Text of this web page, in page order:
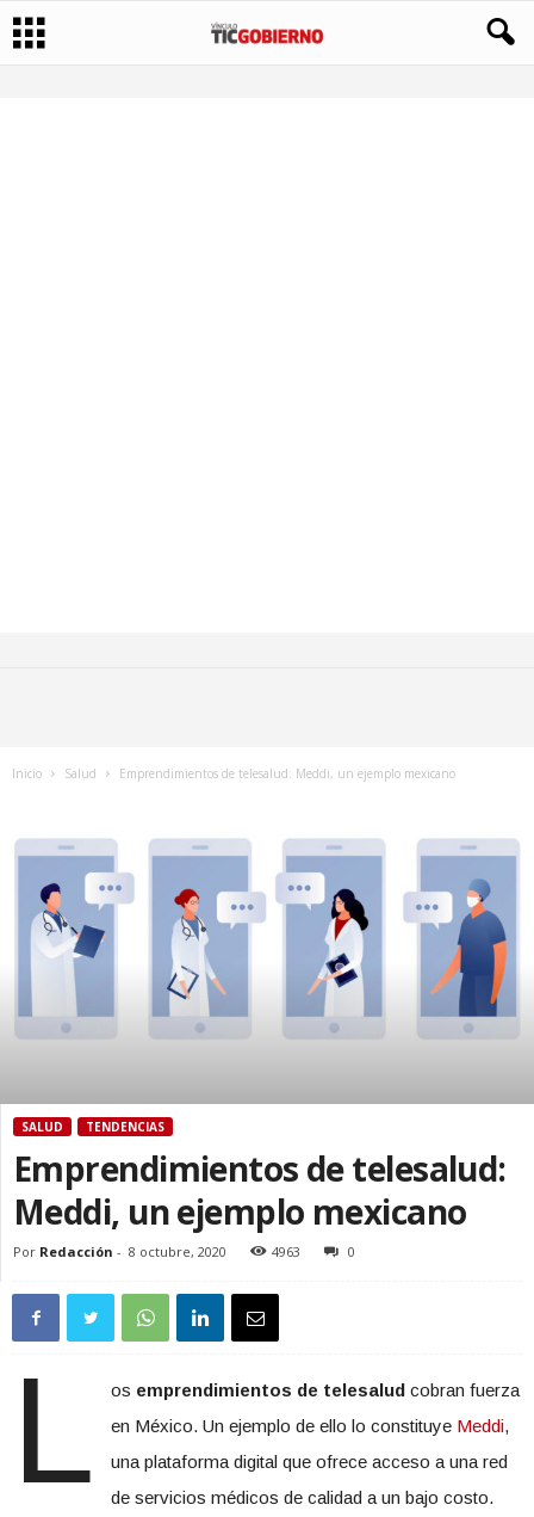
Inicio Salud Emprendimientos de telesalud: Meddi, un ejemplo mexicano
SALUD TENDENCIAS
Emprendimientos de telesalud:
Meddi, un ejemplo mexicano
Por Redacción - 8 octubre, 2020 4963 0
L os emprendimientos de telesaludcobran fuerza
en México. Un ejemplo de ello lo constituye Meddi,
una plataforma digital que ofrece acceso a una red
de servicios médicos de calidad a un bajo costo.